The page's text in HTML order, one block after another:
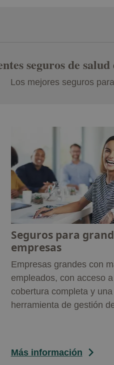
seguros de
Los mejores seguros
Seguros para
empresas
Empresas grandes con
empleados, con acceso
cobertura completa y una
herramienta de gestión
Más información